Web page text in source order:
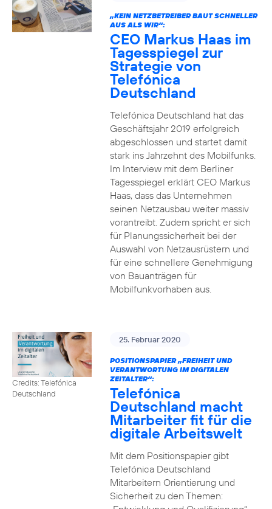
„KEIN NETZBETREIBER BAUT SCHNELLER
AUS ALS WIR“:
CEO Markus Haas im
Tagesspiegel zur
Strategie von
Telefónica
Deutschland
Telefónica Deutschland hat das
Geschäftsjahr 2019 erfolgreich
abgeschlossen und startet damit
stark ins Jahrzehnt des Mobilfunks.
Im Interview mit dem Berliner
Tagesspiegel erklärt CEO Markus
Haas, dass das Unternehmen
seinen Netzausbau weiter massiv
vorantreibt. Zudem spricht er sich
für Planungssicherheit bei der
Auswahl von Netzausrüstern und
für eine schnellere Genehmigung
von Bauanträgen für
Mobilfunkvorhaben aus.
Credits: Telefónica
Deutschland
25. Februar 2020
POSITIONSPAPIER „FREIHEIT UND
VERANTWORTUNG IM DIGITALEN
ZEITALTER“:
Telefónica
Deutschland macht
Mitarbeiter fit für die
digitale Arbeitswelt
Mit dem Positionspapier gibt
Telefónica Deutschland
Mitarbeitern Orientierung und
Sicherheit zu den Themen: